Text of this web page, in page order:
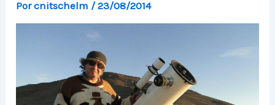
Porcnitschelm /23/08/2014